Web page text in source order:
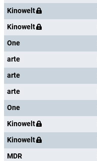
Kinowelt
Kinowelt
One
arte
arte
arte
One
Kinowelt
Kinowelt
MDR